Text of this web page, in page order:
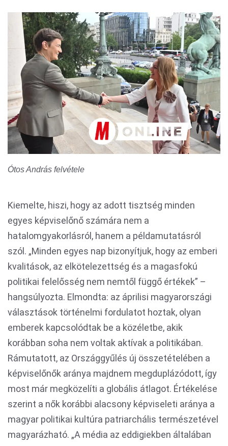
Ótos András felvétele
Kiemelte, hiszi, hogy az adott tisztség minden
egyes képviselőnő számára nem a
hatalomgyakorlásról, hanem a példamutatásról
szól. „Minden egyes nap bizonyítjuk, hogy az emberi
kvalitások, az elkötelezettség és a magasfokú
politikai felelősség nem nemtől függő értékek” –
hangsúlyozta. Elmondta: az áprilisi magyarországi
választások történelmi fordulatot hoztak, olyan
emberek kapcsolódtak be a közéletbe, akik
korábban soha nem voltak aktívak a politikában.
Rámutatott, az Országgyűlés új összetételében a
képviselőnők aránya majdnem megduplázódott, így
most már megközelíti a globális átlagot. Értékelése
szerint a nők korábbi alacsony képviseleti aránya a
magyar politikai kultúra patriarchális természetével
magyarázható. „A média az eddigiekben általában